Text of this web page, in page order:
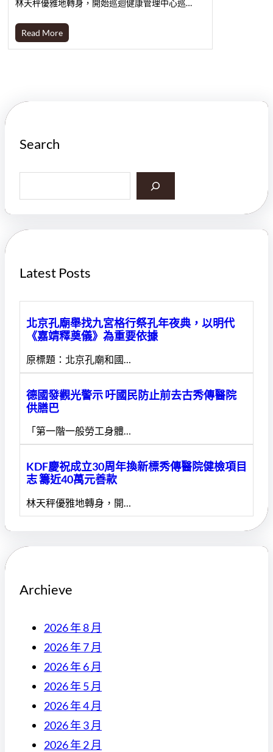
林天秤優雅地轉身，開始巡迴健康管理中心巡…
Read More
Search
a
h
Latest Posts
北京孔廟舉找九宮格行祭孔年夜典，以明代
《嘉靖釋奠儀》為重要依據
原標題：北京孔廟和國…
德國發觀光警示 吁國民防止前去古秀傳醫院
供膳巴
「第一階一般勞工身體…
KDF慶祝成立30周年換新標秀傳醫院健檢項目
志 籌近40萬元善款
林天秤優雅地轉身，開…
Archieve
2026 年 8 月
2026 年 7 月
2026 年 6 月
2026 年 5 月
2026 年 4 月
2026 年 3 月
2026 年 2 月